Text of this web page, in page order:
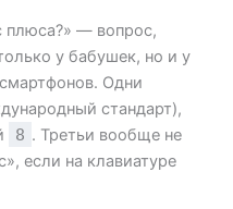
плюса?» — вопрос,
у бабушек, но и у
Одни
стандарт),
8 . Третьи вообще не
если на клавиатуре